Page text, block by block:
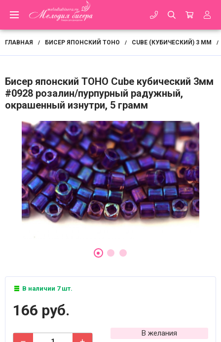
ГЛАВНАЯ / БИСЕР ЯПОНСКИЙ TOHO / CUBE (КУБИЧЕСКИЙ) 3 ММ /
Бисер японский TOHO Cube кубический 3мм
#0928 розалин/пурпурный радужный,
окрашенный изнутри, 5 грамм
В наличии 7 шт.
166 руб.
В желания